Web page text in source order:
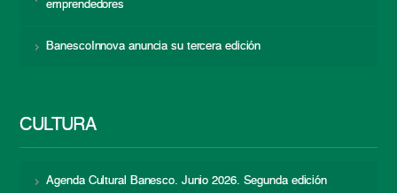
emprendedores
BanescoInnova anuncia su tercera edición
CULTURA
Agenda Cultural Banesco. Junio 2026. Segunda edición